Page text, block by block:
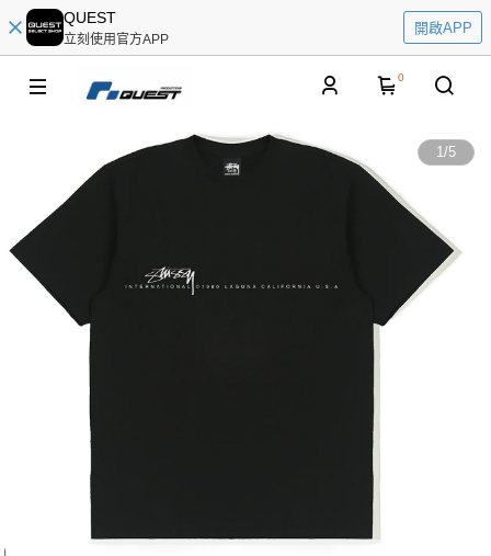
QUEST
立刻使用官方APP
開啟APP
0
1/5